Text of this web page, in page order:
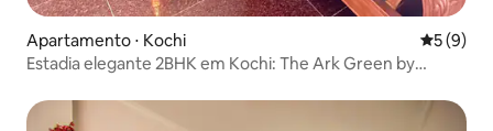
Apartamento ⋅ Kochi 5 de
5 (9)
Estadia elegante 2BHK em Kochi: The Ark Green by